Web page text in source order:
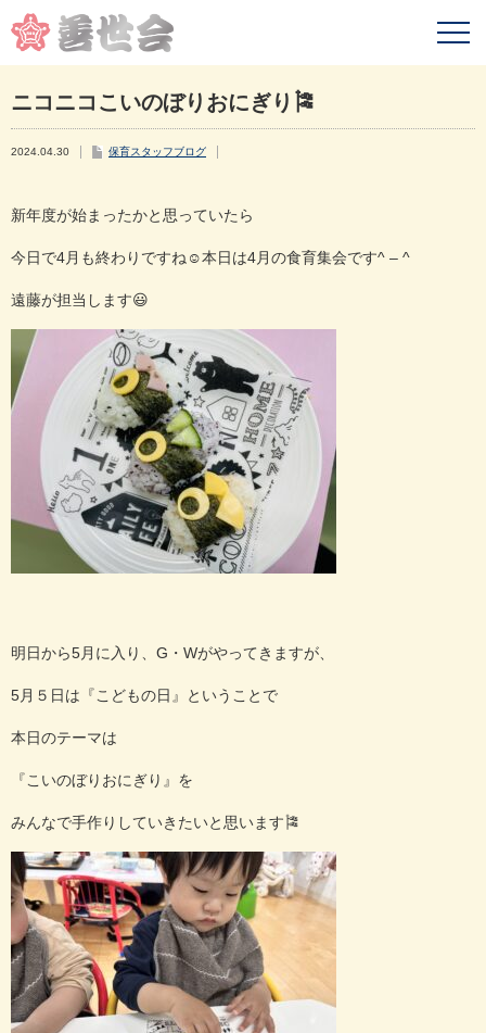
ニコニコこいのぼりおにぎり🎏
2024.04.30 保育スタッフブログ
新年度が始まったかと思っていたら
今日で4月も終わりですね☺️本日は4月の食育集会です^ – ^
遠藤が担当します😃
明日から5月に入り、G・Wがやってきますが、
5月５日は『こどもの日』ということで
本日のテーマは
『こいのぼりおにぎり』を
みんなで手作りしていきたいと思います🎏